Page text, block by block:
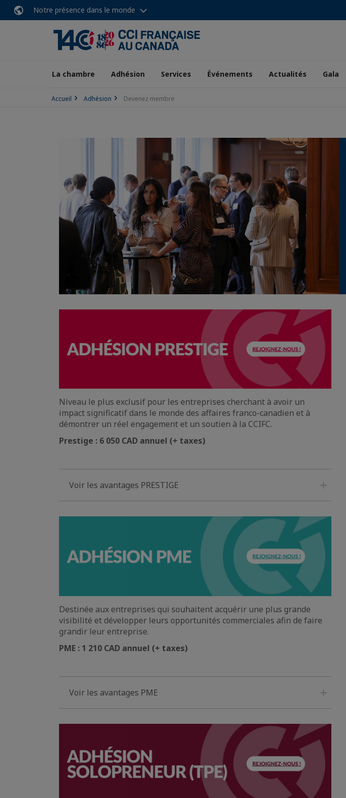
Notre présence dans le monde
La chambre Adhésion Services Événements Actualités Gala
Accueil Adhésion Devenez membre
Niveau le plus exclusif pour les entreprises cherchant à avoir un
impact significatif dans le monde des affaires franco-canadien et à
démontrer un réel engagement et un soutien à la CCIFC.
Prestige : 6 050 CAD annuel (+ taxes)
Voir les avantages PRESTIGE
Destinée aux entreprises qui souhaitent acquérir une plus grande
visibilité et développer leurs opportunités commerciales afin de faire
grandir leur entreprise.
PME : 1 210 CAD annuel (+ taxes)
Voir les avantages PME